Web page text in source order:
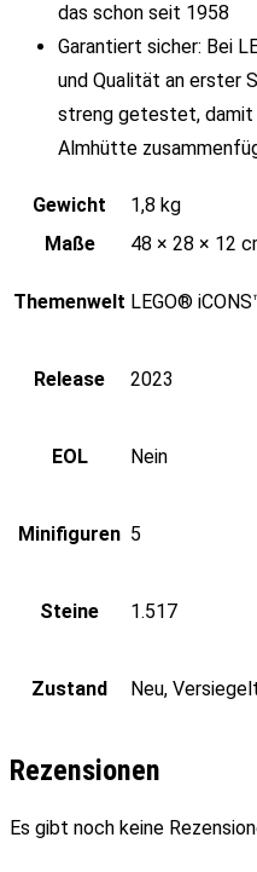
das schon seit 1958
Garantiert sicher: Bei
und Qualität an erster
streng getestet, damit
Almhütte
Gewicht
1,8 kg
Maße
48 × 28 × 12
Themenwelt LEGO®
Release 2023
EOL Nein
Minifiguren 5
Steine 1.517
Zustand Neu,
Rezensionen
Es gibt noch keine